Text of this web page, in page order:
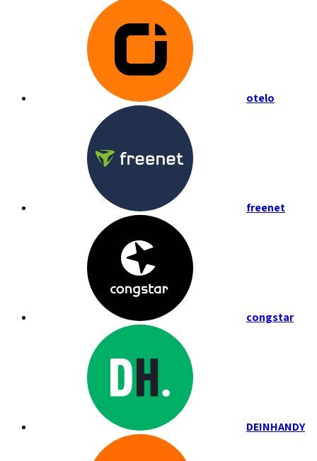
otelo
freenet
congstar
DEINHANDY